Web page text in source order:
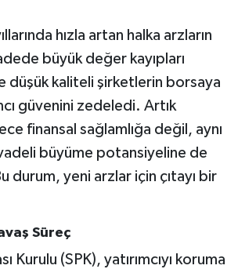
hızla artan halka arzların
büyük değer kayıpları
düşük kaliteli şirketlerin borsaya
güvenini zedeledi. Artık
finansal sağlamlığa değil, aynı
büyüme potansiyeline de
durum, yeni arzlar için çıtayı bir
Süreç
Kurulu (SPK), yatırımcıyı koruma